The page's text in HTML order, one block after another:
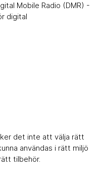
Mobile Radio (DMR) -
digital
det inte att välja rätt
användas i rätt miljö
tilbehör.